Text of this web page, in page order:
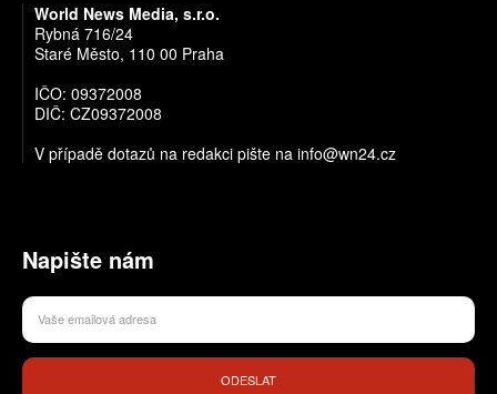
World News Media, s.r.o.
Rybná 716/24
Staré Město, 110 00 Praha
IČO: 09372008
DIČ: CZ09372008
V případě dotazů na redakci pište na info@wn24.cz
Napište nám
ODESLAT